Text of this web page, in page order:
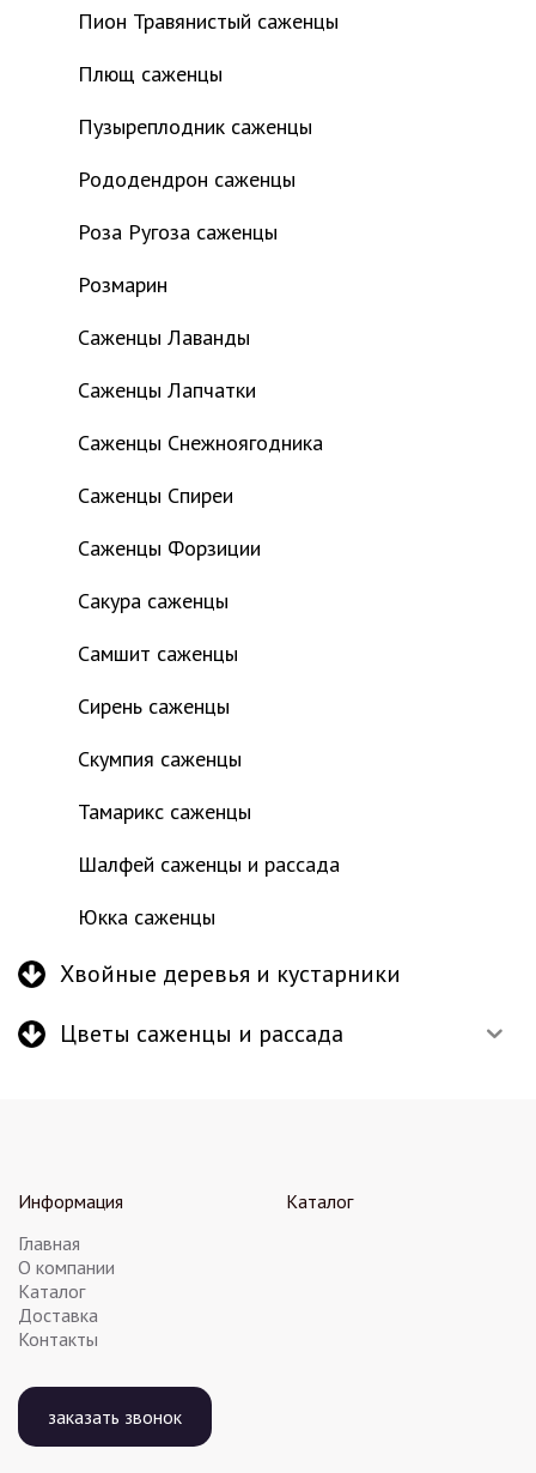
Пион Травянистый саженцы
Плющ саженцы
Пузыреплодник саженцы
Рододендрон саженцы
Роза Ругоза саженцы
Розмарин
Саженцы Лаванды
Саженцы Лапчатки
Саженцы Снежноягодника
Саженцы Спиреи
Саженцы Форзиции
Сакура саженцы
Самшит саженцы
Сирень саженцы
Скумпия саженцы
Тамарикс саженцы
Шалфей саженцы и рассада
Юкка саженцы
Хвойные деревья и кустарники
Цветы саженцы и рассада
Информация
Главная
О компании
Каталог
Доставка
Контакты
Каталог
заказать звонок